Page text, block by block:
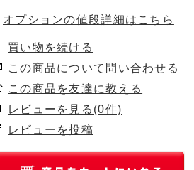
オプションの値段詳細はこちら
買い物を続ける
この商品について問い合わせる
この商品を友達に教える
レビューを見る(0件)
レビューを投稿